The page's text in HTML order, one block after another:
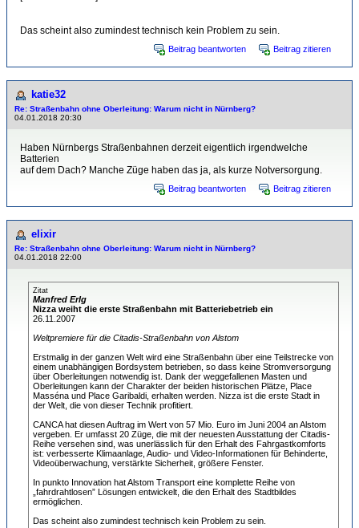
Das scheint also zumindest technisch kein Problem zu sein.
Beitrag beantworten Beitrag zitieren
katie32
Re: Straßenbahn ohne Oberleitung: Warum nicht in Nürnberg?
04.01.2018 20:30
Haben Nürnbergs Straßenbahnen derzeit eigentlich irgendwelche
Batterien
auf dem Dach? Manche Züge haben das ja, als kurze Notversorgung.
Beitrag beantworten Beitrag zitieren
elixir
Re: Straßenbahn ohne Oberleitung: Warum nicht in Nürnberg?
04.01.2018 22:00
Zitat
Manfred Erlg
Nizza weiht die erste Straßenbahn mit Batteriebetrieb ein
26.11.2007
Weltpremiere für die Citadis-Straßenbahn von Alstom
Erstmalig in der ganzen Welt wird eine Straßenbahn über eine Teilstrecke von
einem unabhängigen Bordsystem betrieben, so dass keine Stromversorgung
über Oberleitungen notwendig ist. Dank der weggefallenen Masten und
Oberleitungen kann der Charakter der beiden historischen Plätze, Place
Masséna und Place Garibaldi, erhalten werden. Nizza ist die erste Stadt in
der Welt, die von dieser Technik profitiert.
CANCA hat diesen Auftrag im Wert von 57 Mio. Euro im Juni 2004 an Alstom
vergeben. Er umfasst 20 Züge, die mit der neuesten Ausstattung der Citadis-
Reihe versehen sind, was unerlässlich für den Erhalt des Fahrgastkomforts
ist: verbesserte Klimaanlage, Audio- und Video-Informationen für Behinderte,
Videoüberwachung, verstärkte Sicherheit, größere Fenster.
In punkto Innovation hat Alstom Transport eine komplette Reihe von
„fahrdrahtlosen” Lösungen entwickelt, die den Erhalt des Stadtbildes
ermöglichen.
Das scheint also zumindest technisch kein Problem zu sein.